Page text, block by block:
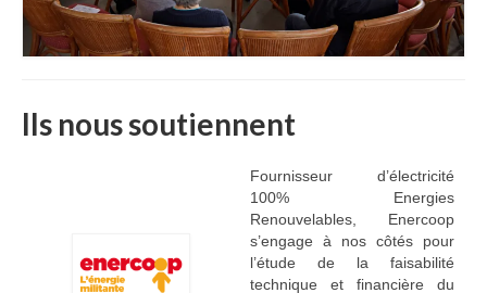
Ils nous soutiennent
Fournisseur d’électricité
100% Energies
Renouvelables, Enercoop
s’engage à nos côtés pour
l’étude de la faisabilité
technique et financière du